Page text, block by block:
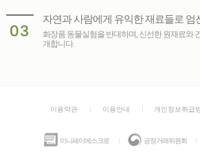
03
자연과 사람에게 유익한 재료들로 엄
화장품 동물실험을 반대하며, 신선한 원재료와
개합니다.
이용약관 이용안내 개인정보취급
이니페이에스크로 공정거래위원회